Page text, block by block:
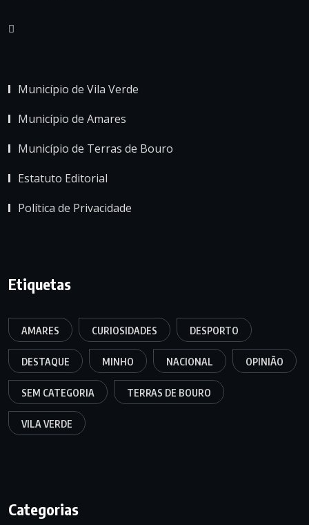
Município de Vila Verde
Município de Amares
Município de Terras de Bouro
Estatuto Editorial
Política de Privacidade
Etiquetas
AMARES CURIOSIDADES DESPORTO
DESTAQUE MINHO NACIONAL OPINIÃO
SEM CATEGORIA TERRAS DE BOURO
VILA VERDE
Categorias